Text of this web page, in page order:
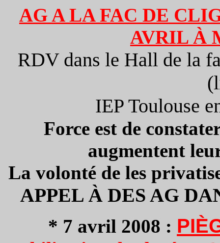
AG A LA FAC DE
AVRIL À
RDV dans le Hall de la
IEP Toulouse
Force est de
augmentent
La volonté de les
APPEL À DES AG
* 7 avril 2008 :